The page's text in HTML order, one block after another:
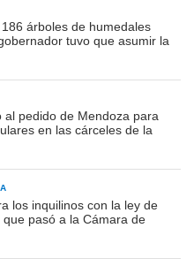
árboles de humedales
tuvo que asumir la
al pedido de Mendoza para
en las cárceles de la
los inquilinos con la ley de
pasó a la Cámara de